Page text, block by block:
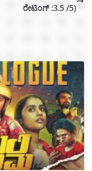
ರೇಟಿಂಗ್ :3.5 /5)